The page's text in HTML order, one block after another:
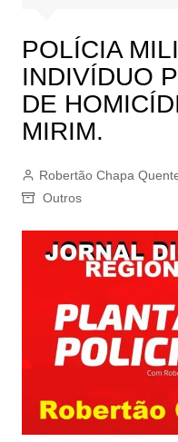
POLÍCIA
INDIVÍDUO
DE
MIRIM.
Robertão Chapa
Outros